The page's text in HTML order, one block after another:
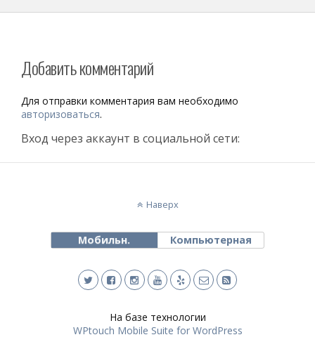
Добавить комментарий
Для отправки комментария вам необходимо
авторизоваться.
Вход через аккаунт в социальной сети:
Наверх
Мобильн. Компьютерная
На базе технологии
WPtouch Mobile Suite for WordPress